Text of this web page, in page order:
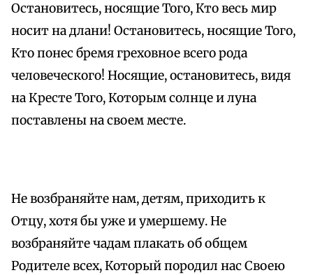
Остановитесь, носящие Того, Кто весь мир
носит на длани! Остановитесь, носящие Того,
Кто понес бремя греховное всего рода
человеческого! Носящие, остановитесь, видя
на Кресте Того, Которым солнце и луна
поставлены на своем месте.
Не возбраняйте нам, детям, приходить к
Отцу, хотя бы уже и умершему. Не
возбраняйте чадам плакать об общем
Родителе всех, Который породил нас Своею